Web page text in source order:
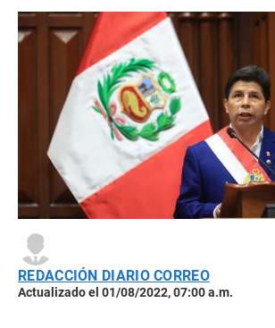
REDACCIÓN DIARIO CORREO
Actualizado el 01/08/2022, 07:00 a.m.